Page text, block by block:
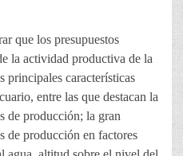
que los presupuestos
la actividad productiva de la
principales características
entre las que destacan la
de producción; la gran
de producción en factores